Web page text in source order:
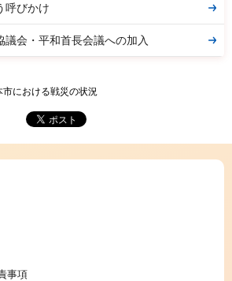
呼びかけ
議会・平和首長会議への加入
市における戦災の状況
事項